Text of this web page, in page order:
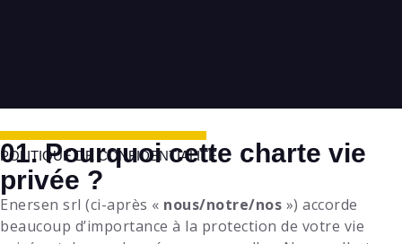
POLITIQUE DE CONFIDENTIALITÉ
01. Pourquoi cette charte vie
privée ?
Enersen srl (ci-après « nous/notre/nos ») accorde
beaucoup d’importance à la protection de votre vie